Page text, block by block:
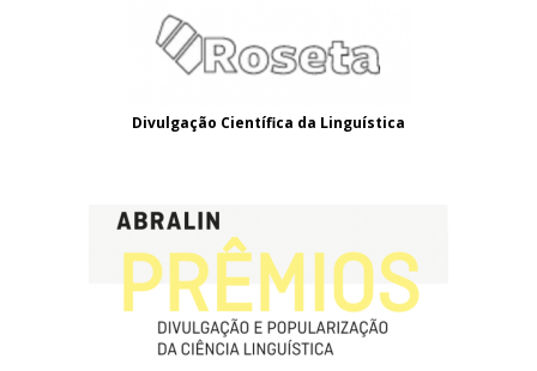
Divulgação Científica da Linguística